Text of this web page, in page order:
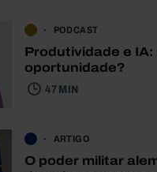
PODCAST
Produtividade e IA:
oportunidade?
47 MIN
ARTIGO
O poder militar